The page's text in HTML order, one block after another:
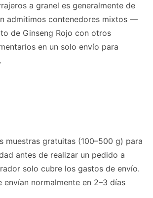
a granel es generalmente de
admitimos contenedores mixtos —
de Ginseng Rojo con otros
en un solo envío para
muestras gratuitas (100–500 g) para
antes de realizar un pedido a
solo cubre los gastos de envío.
envían normalmente en 2–3 días